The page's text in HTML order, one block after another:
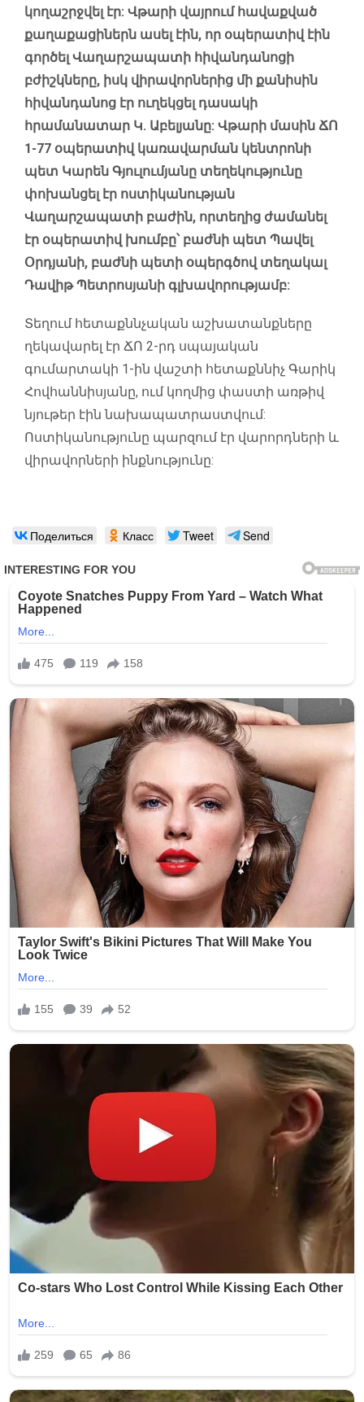
կողաշրջվել էր: Վթարի վայրում հավաքված
քաղաքացիներն ասել էին, որ օպերատիվ էին
գործել Վաղարշապատի հիվանդանոցի
բժիշկները, իսկ վիրավորներից մի քանիսին
հիվանդանոց էր ուղեկցել դասակի
հրամանատար Կ. Աբելյանը: Վթարի մասին ՃՈ
1-77 օպերատիվ կառավարման կենտրոնի
պետ Կարեն Գյուլումյանը տեղեկությունը
փոխանցել էր ոստիկանության
Վաղարշապատի բաժին, որտեղից ժամանել
էր օպերատիվ խումբը՝ բաժնի պետ Պավել
Օրդյանի, բաժնի պետի օպերգծով տեղակալ
Դավիթ Պետրոսյանի գլխավորությամբ:
Տեղում հետաքննչական աշխատանքները
ղեկավարել էր ՃՈ 2-րդ սպայական
գումարտակի 1-ին վաշտի հետաքննիչ Գարիկ
Հովհաննիսյանը, ում կողմից փաստի առթիվ
նյութեր էին նախապատրաստվում:
Ոստիկանությունը պարզում էր վարորդների և
վիրավորների ինքնությունը:
Поделиться Класс Tweet Send